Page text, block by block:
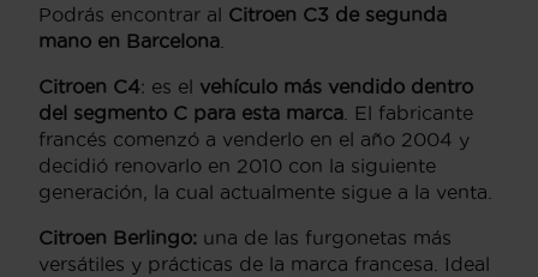
Podrás encontrar al Citroen C3 de segunda
mano en Barcelona
Citroen C4: es el vehículo más vendido dentro
del segmento C para esta marca . El fabricante
francés comenzó a venderlo en el año 2004 y
decidió renovarlo en 2010 con la siguiente
generación, la cual actualmente sigue a la venta.
Citroen Berlingo: una de las furgonetas más
versátiles y prácticas de la marca francesa. Ideal